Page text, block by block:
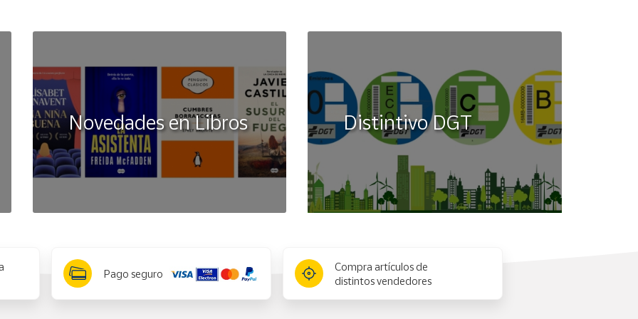
Novedades en Libros Distintivo DGT
Pago seguro
Compra artículos de
distintos vendedores